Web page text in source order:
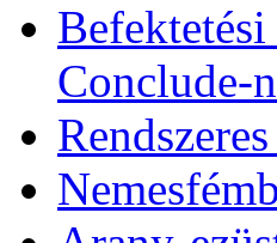
Befektetési
Conclude-